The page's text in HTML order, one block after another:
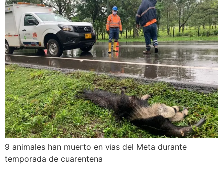
9 animales han muerto en vías del Meta durante
temporada de cuarentena